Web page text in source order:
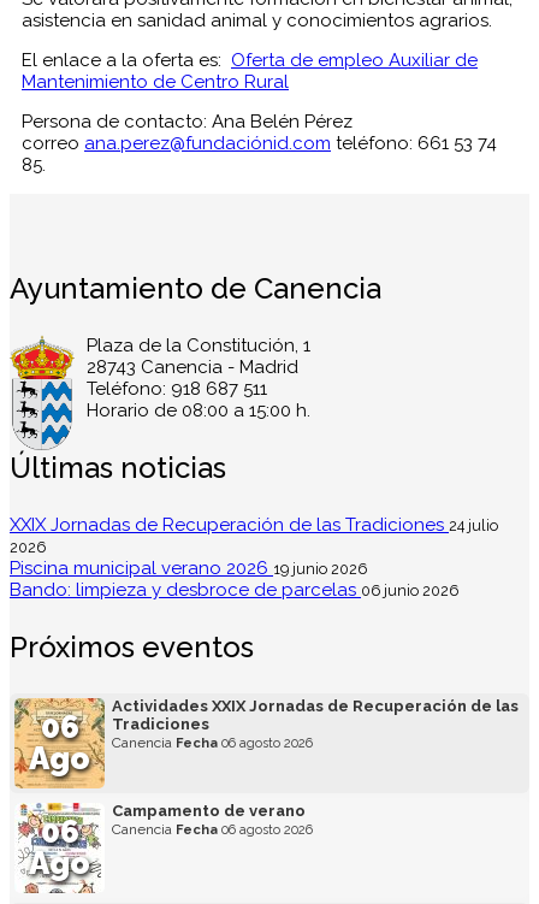
asistencia en sanidad animal y conocimientos agrarios.
El enlace a la oferta es: Oferta de empleo Auxiliar de
Mantenimiento de Centro Rural
Persona de contacto: Ana Belén Pérez
correo ana.perez@fundaciónid.com teléfono: 661 53 74
85.
Ayuntamiento de Canencia
Plaza de la Constitución, 1
28743 Canencia - Madrid
Teléfono: 918 687 511
Horario de 08:00 a 15:00 h.
Últimas noticias
XXIX Jornadas de Recuperación de las Tradiciones 24 julio
2026
Piscina municipal verano 2026 19 junio 2026
Bando: limpieza y desbroce de parcelas 06 junio 2026
Próximos eventos
06
Ago
Actividades XXIX Jornadas de Recuperación de las
Tradiciones
Canencia Fecha 06 agosto 2026
06
Ago
Campamento de verano
Canencia Fecha 06 agosto 2026